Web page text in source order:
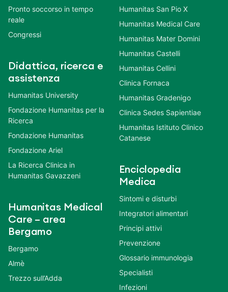
Pronto soccorso in tempo
reale
Congressi
Didattica, ricerca e
assistenza
Humanitas University
Fondazione Humanitas per la
Ricerca
Fondazione Humanitas
Fondazione Ariel
La Ricerca Clinica in
Humanitas Gavazzeni
Humanitas Medical
Care – area
Bergamo
Bergamo
Almè
Trezzo sull’Adda
Humanitas San Pio X
Humanitas Medical Care
Humanitas Mater Domini
Humanitas Castelli
Humanitas Cellini
Clinica Fornaca
Humanitas Gradenigo
Clinica Sedes Sapientiae
Humanitas Istituto Clinico
Catanese
Enciclopedia
Medica
Sintomi e disturbi
Integratori alimentari
Principi attivi
Prevenzione
Glossario immunologia
Specialisti
Infezioni